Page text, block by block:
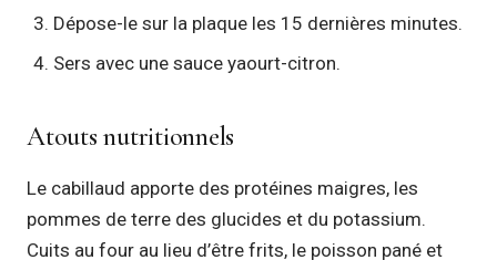
Dépose-le sur la plaque les 15 dernières minutes.
Sers avec une sauce yaourt-citron.
Atouts nutritionnels
Le cabillaud apporte des protéines maigres, les
pommes de terre des glucides et du potassium.
Cuits au four au lieu d’être frits, le poisson pané et